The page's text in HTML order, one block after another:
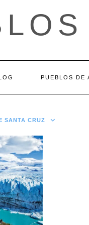
PUEBLOS DE
SANTA CRUZ